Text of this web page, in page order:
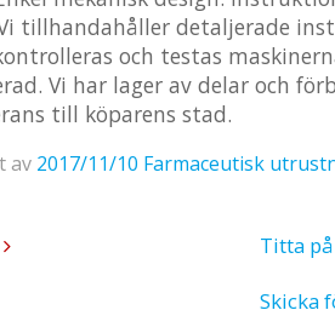
tillhandahåller detaljerade
och testas
Vi har lager av delar och
till köparens stad.
av 2017/11/10 Farmaceutisk
Titta
Skicka